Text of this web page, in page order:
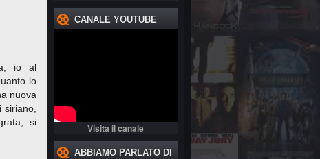
io al
lo
nuova
si
CANALE YOUTUBE
Visita il canale
ABBIAMO PARLATO DI